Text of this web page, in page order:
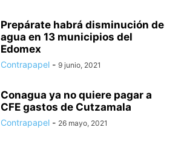
Prepárate habrá disminución de
agua en 13 municipios del
Edomex
Contrapapel - 9 junio, 2021
Conagua ya no quiere pagar a
CFE gastos de Cutzamala
Contrapapel - 26 mayo, 2021